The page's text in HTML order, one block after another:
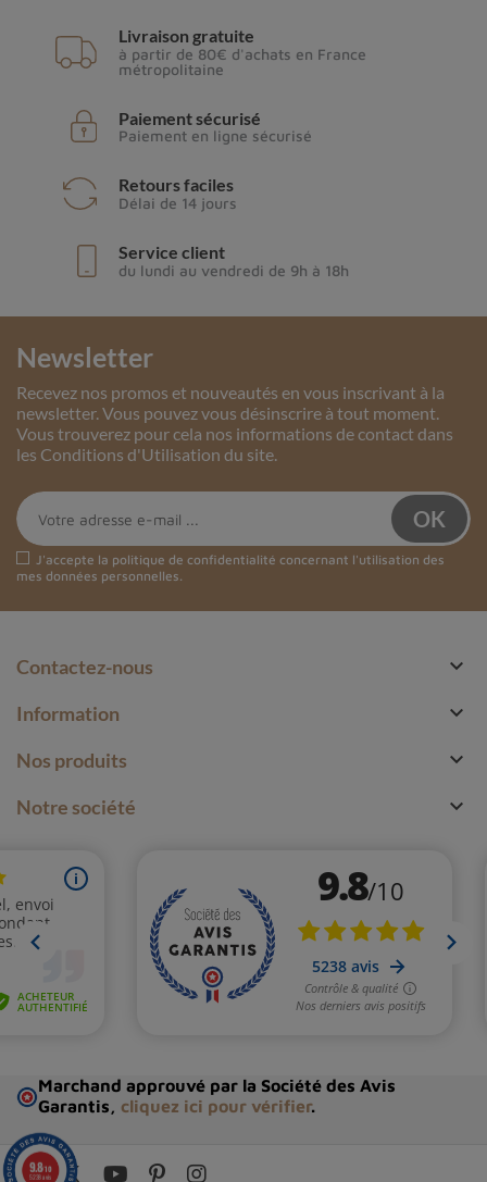
Livraison gratuite
à partir de 80€ d'achats en France
métropolitaine
Paiement sécurisé
Paiement en ligne sécurisé
Retours faciles
Délai de 14 jours
Service client
du lundi au vendredi de 9h à 18h
Newsletter
Recevez nos promos et nouveautés en vous inscrivant à la
newsletter. Vous pouvez vous désinscrire à tout moment.
Vous trouverez pour cela nos informations de contact dans
les Conditions d'Utilisation du site.
J'accepte la politique de confidentialité concernant l'utilisation des
mes données personnelles.
Contactez-nous 
Information 
Nos produits 
Notre société 
Marchand approuvé par la Société des Avis
Garantis, cliquez ici pour vérifier.
9.8/10
5238 avis